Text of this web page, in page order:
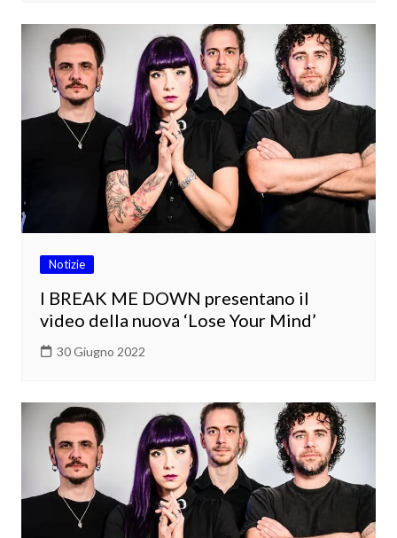
Notizie
I BREAK ME DOWN presentano il
video della nuova ‘Lose Your Mind’
30 Giugno 2022